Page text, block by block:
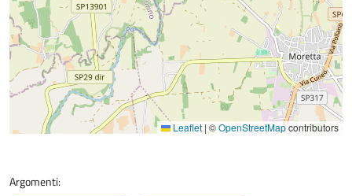
Leaflet | ©OpenStreetMapcontributors
Argomenti: